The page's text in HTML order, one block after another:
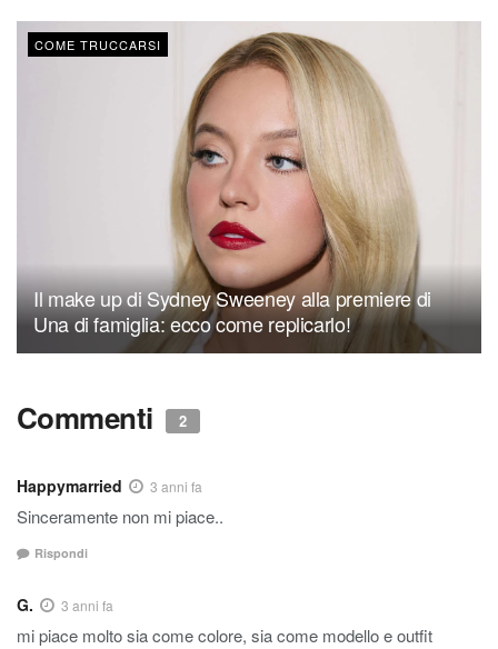
COME TRUCCARSI
Il make up di Sydney Sweeney alla premiere di
Una di famiglia: ecco come replicarlo!
Commenti 2
Happymarried 3 anni fa
Sinceramente non mi piace..
Rispondi
G. 3 anni fa
mi piace molto sia come colore, sia come modello e outfit